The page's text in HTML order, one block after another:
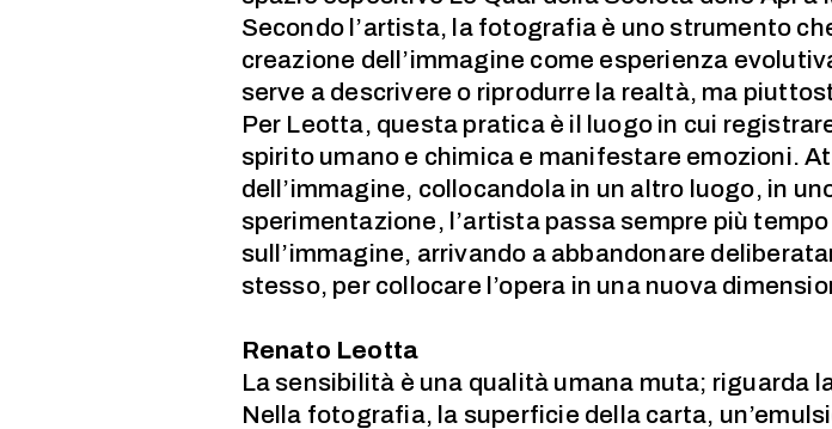
Secondo l’artista, la fotografia è uno strumento
creazione dell’immagine come esperienza
serve a descrivere o riprodurre la realtà, ma
Per Leotta, questa pratica è il luogo in cui
spirito umano e chimica e manifestare emozioni.
dell’immagine, collocandola in un altro luogo, in
sperimentazione, l’artista passa sempre più
sull’immagine, arrivando a abbandonare
stesso, per collocare l’opera in una nuova
Renato Leotta
La sensibilità è una qualità umana muta; riguarda
Nella fotografia, la superficie della carta,